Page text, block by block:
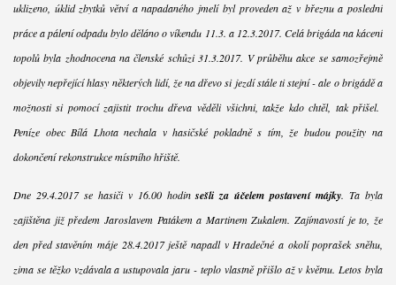
uklizeno, úklid zbytků větví a napadaného jmelí byl proveden až v březnu a poslední
práce a pálení odpadu bylo děláno o víkendu 11.3. a 12.3.2017. Celá brigáda na kácení
topolů byla zhodnocena na členské schůzi 31.3.2017. V průběhu akce se samozřejmě
objevily nepřející hlasy některých lidí, že na dřevo si jezdí stále ti stejní - ale o brigádě a
možnosti si pomocí zajistit trochu dřeva věděli všichni, takže kdo chtěl, tak přišel.
Peníze obec Bílá Lhota nechala v hasičské pokladně s tím, že budou použity na
dokončení rekonstrukce místního hřiště.
Dne 29.4.2017 se hasiči v 16.00 hodinsešli za účelem postavení májky. Ta byla
zajištěna již předem Jaroslavem Patákem a Martinem Zukalem. Zajímavostí je to, že
den před stavěním máje 28.4.2017 ještě napadl v Hradečné a okolí poprašek sněhu,
zima se těžko vzdávala a ustupovala jaru - teplo vlastně přišlo až v květnu. Letos byla